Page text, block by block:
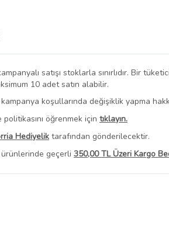
satışı stoklarla sınırlıdır. Bir
10 adet satın alabilir.
koşullarında değişiklik yapma
öğrenmek için tıklayın.
Hediyelik tarafından gönderilecektir.
ürünlerinde geçerli 350,00 TL Üzeri Kargo
Tüm Ürünlerini Görüntüle